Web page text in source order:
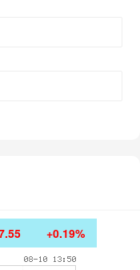
+0.19%